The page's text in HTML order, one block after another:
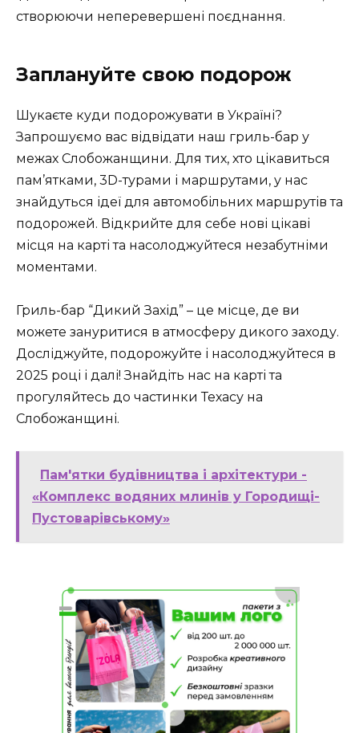
створюючи неперевершені поєднання.
Заплануйте свою подорож
Шукаєте куди подорожувати в Україні?
Запрошуємо вас відвідати наш гриль-бар у
межах Слобожанщини. Для тих, хто цікавиться
пам’ятками, 3D-турами і маршрутами, у нас
знайдуться ідеї для автомобільних маршрутів та
подорожей. Відкрийте для себе нові цікаві
місця на карті та насолоджуйтеся незабутніми
моментами.
Гриль-бар “Дикий Захід” – це місце, де ви
можете зануритися в атмосферу дикого заходу.
Досліджуйте, подорожуйте і насолоджуйтеся в
2025 році і далі! Знайдіть нас на карті та
прогуляйтесь до частинки Техасу на
Слобожанщині.
Пам'ятки будівництва і архітектури -
«Комплекс водяних млинів у Городищі-
Пустоварівському»